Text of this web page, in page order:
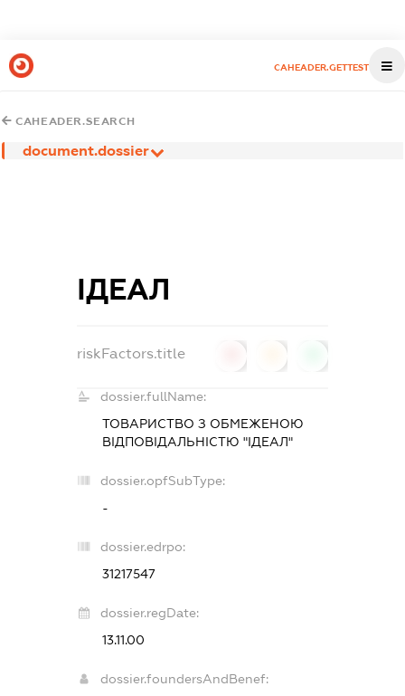
CAHEADER.GETTEST
CAHEADER.SEARCH
document.dossier
ІДЕАЛ
riskFactors.title
dossier.fullName:
ТОВАРИСТВО З ОБМЕЖЕНОЮ
ВІДПОВІДАЛЬНІСТЮ "ІДЕАЛ"
dossier.opfSubType:
-
dossier.edrpo:
31217547
dossier.regDate:
13.11.00
dossier.foundersAndBenef: